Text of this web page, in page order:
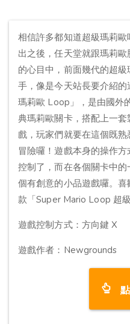
相信許多都知道超級瑪莉
出之後，任天堂就跟瑪莉
的心目中，前面幾代的超
手，像是今天站長要介紹
瑪莉歐 Loop」，是由國外
典瑪莉歐關卡，搭配上一
戲，玩家們就要在這個既
冒險囉！遊戲本身的操作
控制了，而在各個關卡中
個有創意的小品遊戲囉。
款「Super Mario Loop 超
遊戲控制方式：方向鍵 X
遊戲作者：Newgrounds
點